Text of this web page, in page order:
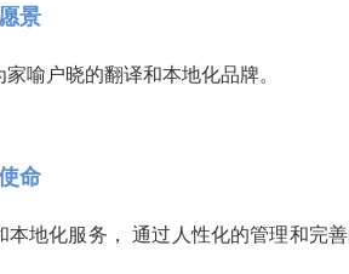
愿景
喻户晓的翻译和本地化品牌。
命
地化服务， 通过人性化的管理和完